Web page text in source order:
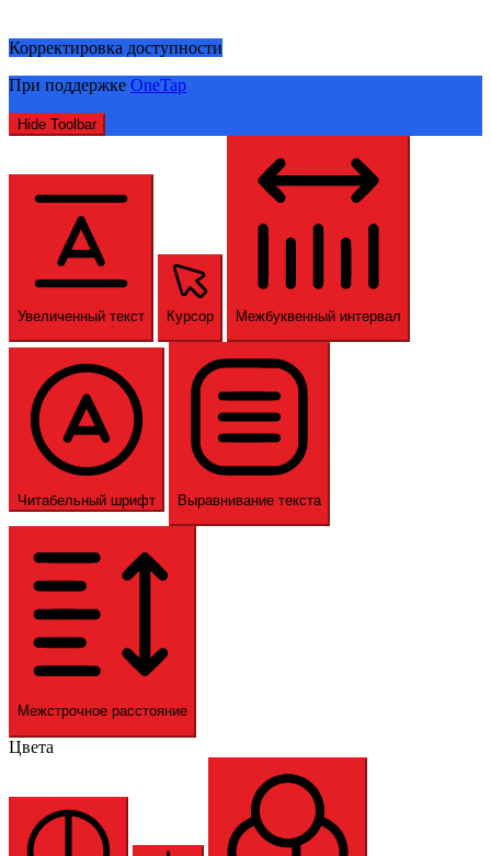
Корректировка доступности
При поддержке OneTap
Hide Toolbar
Увеличенный текст Курсор Межбуквенный интервал
Читабельный шрифт Выравнивание текста
Межстрочное расстояние
Цвета